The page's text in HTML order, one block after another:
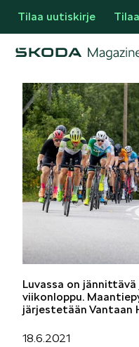
Tilaa uutiskirje
Osastot
Luvassa on
viikonloppu.
järjestetään Vantaan
18.6.2021